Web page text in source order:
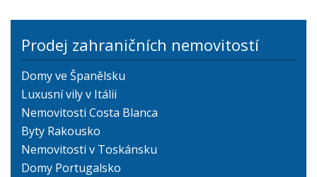
Prodej zahraničních nemovitostí
Domy ve Španělsku
Luxusní vily v Itálii
Nemovitosti Costa Blanca
Byty Rakousko
Nemovitosti v Toskánsku
Domy Portugalsko